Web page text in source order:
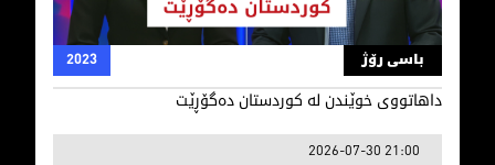
داهاتووی خوێندن لە کوردستان دەگۆڕێت
باسی رۆژ 2023
داهاتووی خوێندن لە کوردستان دەگۆڕێت
2026-07-30 21:00